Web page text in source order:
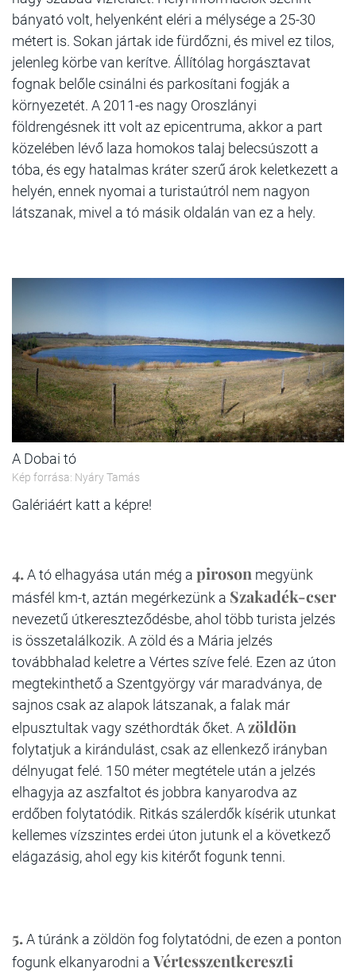
bányató volt, helyenként eléri a mélysége a 25-30
métert is. Sokan jártak ide fürdőzni, és mivel ez tilos,
jelenleg körbe van kerítve. Állítólag horgásztavat
fognak belőle csinálni és parkosítani fogják a
környezetét. A 2011-es nagy Oroszlányi
földrengésnek itt volt az epicentruma, akkor a part
közelében lévő laza homokos talaj belecsúszott a
tóba, és egy hatalmas kráter szerű árok keletkezett a
helyén, ennek nyomai a turistaútról nem nagyon
látszanak, mivel a tó másik oldalán van ez a hely.
A Dobai tó
Kép forrása: Nyáry Tamás
Galériáért katt a képre!
4.A tó elhagyása után még a piroson megyünk
másfél km-t, aztán megérkezünk a Szakadék-cser
nevezetű útkereszteződésbe, ahol több turista jelzés
is összetalálkozik. A zöld és a Mária jelzés
továbbhalad keletre a Vértes szíve felé. Ezen az úton
megtekinthető a Szentgyörgy vár maradványa, de
sajnos csak az alapok látszanak, a falak már
elpusztultak vagy széthordták őket. A zöldön
folytatjuk a kirándulást, csak az ellenkező irányban
délnyugat felé. 150 méter megtétele után a jelzés
elhagyja az aszfaltot és jobbra kanyarodva az
erdőben folytatódik. Ritkás szálerdők kísérik utunkat
kellemes vízszintes erdei úton jutunk el a következő
elágazásig, ahol egy kis kitérőt fogunk tenni.
5.A túránk a zöldön fog folytatódni, de ezen a ponton
fogunk elkanyarodni a Vértesszentkereszti